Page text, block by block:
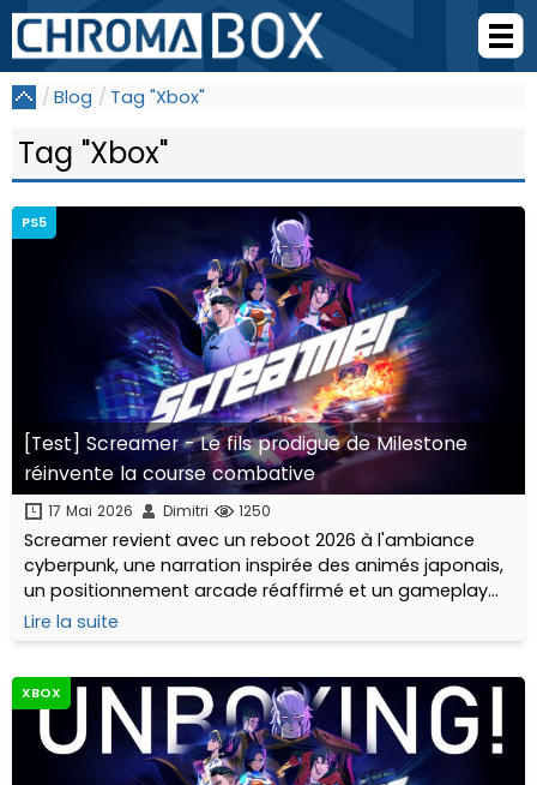
Blog Tag "Xbox"
Tag "Xbox"
PS5
[Test] Screamer - Le fils prodigue de Milestone
réinvente la course combative
17 Mai 2026 Dimitri 1250
Screamer revient avec un reboot 2026 à l'ambiance
cyberpunk, une narration inspirée des animés japonais,
un positionnement arcade réaffirmé et un gameplay
introduisant une nouvelle approche du pilotage !
Lire la suite
XBOX